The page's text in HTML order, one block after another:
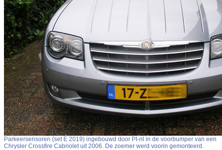
Parkeersensoren (set E 2019) ingebouwd door PI-nl in de voorbumper van een
Chrysler Crossfire Cabriolet uit 2006. De zoemer werd voorin gemonteerd.